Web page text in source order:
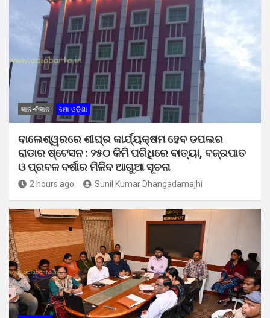
ଜ୍ଞାନ-ବିଜ୍ଞାନ ମୋ ଓଡ଼ିଶା
ବାଲେଶ୍ୱରରେ ଶୀଘ୍ର କାର୍ଯ୍ୟକ୍ଷମ ହେବ ଡପଲର
ରାଡାର ଷ୍ଟେସନ : ୨୫୦ କିମି ପରିଧିରେ ବାତ୍ୟା, ବଜ୍ରପାତ
ଓ ପ୍ରବଳ ବର୍ଷାର ମିଳିବ ଆଗୁଆ ସୂଚନା
2 hours ago Sunil Kumar Dhangadamajhi